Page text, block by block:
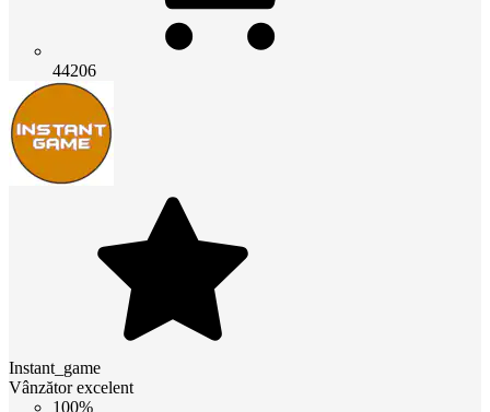
44206
Instant_game
Vânzător excelent
100%